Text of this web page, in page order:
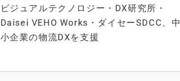
ビジュアルテクノロジー・DX研究所・
Daisei VEHO Works・ダイセーSDCC、中
小企業の物流DXを支援